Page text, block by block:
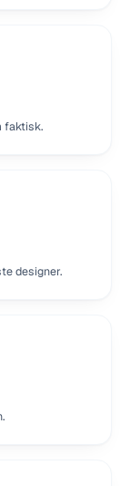
faktisk.
designer.